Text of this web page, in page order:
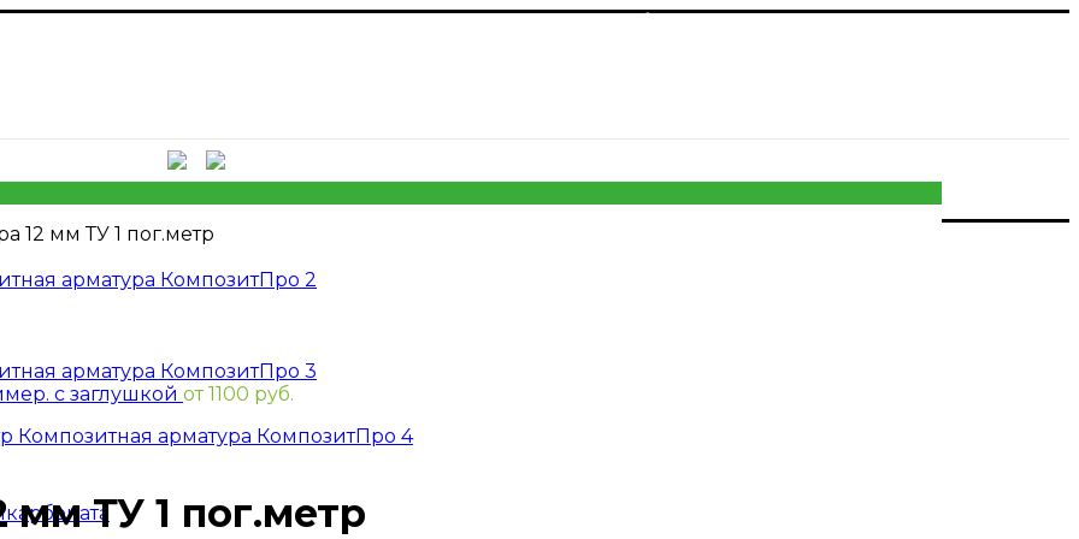
пригодится! Скидки до 40 процентов! Звоните в любую погоду 55 - 15 - 20
12 мм ТУ 1 пог.метр
с заглушкой от1100 руб.
мм ТУ 1 пог.метр